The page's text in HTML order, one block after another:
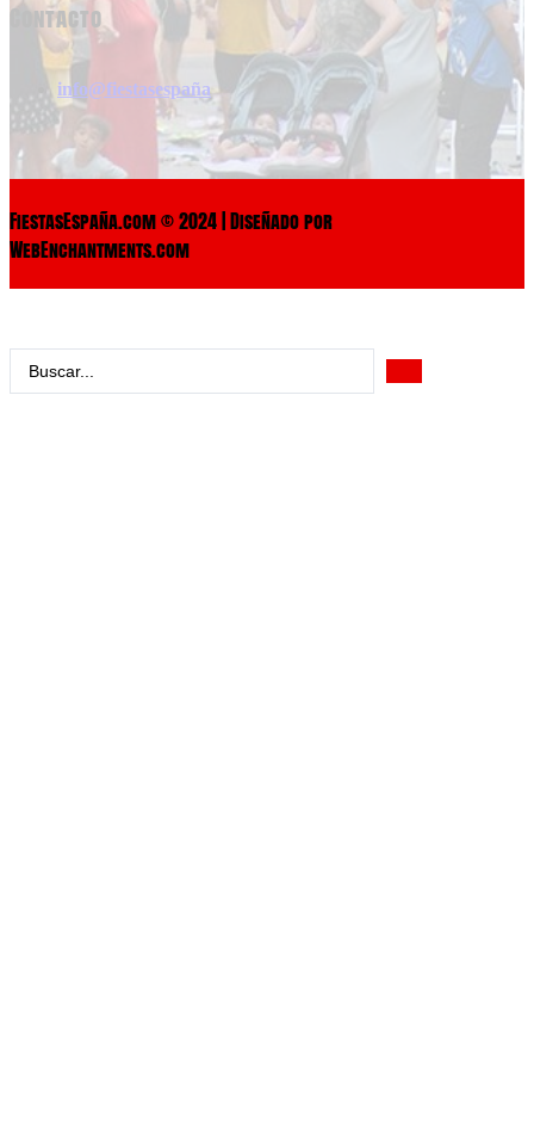
Contacto
info@fiestasespaña
FiestasEspaña.com © 2024 | Diseñado por
WebEnchantments.com